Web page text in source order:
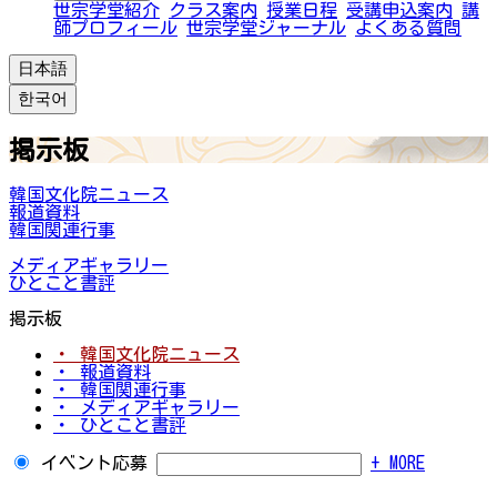
世宗学堂紹介 クラス案内 授業日程 受講申込案内 講
師プロフィール 世宗学堂ジャーナル よくある質問
日本語
한국어
掲示板
韓国文化院ニュース
報道資料
韓国関連行事
メディアギャラリー
ひとこと書評
掲示板
・ 韓国文化院ニュース
・ 報道資料
・ 韓国関連行事
・ メディアギャラリー
・ ひとこと書評
イベント応募 + MORE